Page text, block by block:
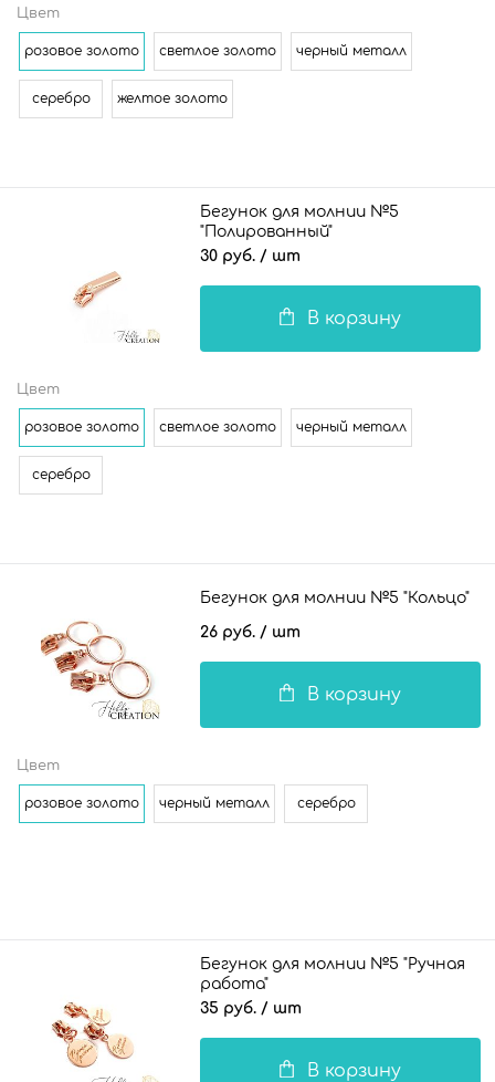
Цвет
розовое золото светлое золото черный металл
серебро желтое золото
Бегунок для молнии №5
"Полированный"
30 руб. / шт
В корзину
Цвет
розовое золото светлое золото черный металл
серебро
Бегунок для молнии №5 "Кольцо"
26 руб. / шт
В корзину
Цвет
розовое золото черный металл серебро
Бегунок для молнии №5 "Ручная
работа"
35 руб. / шт
В корзину